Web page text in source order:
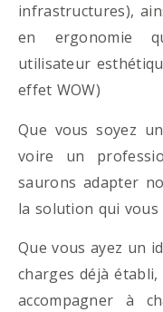
infrastructures),
en ergonomie
utilisateur
effet WOW)
Que vous soyez
voire un
saurons adapter
la solution qui vous
Que vous ayez un
charges déjà établi,
accompagner à